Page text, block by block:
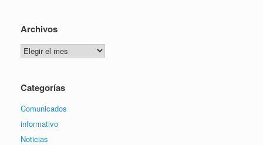
Archivos
Archivos
Categorías
Comunicados
informativo
Noticias